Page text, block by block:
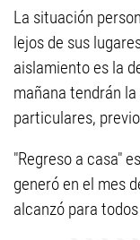
La situación
lejos de sus
aislamiento es la
mañana tendrán
particulares, previo
"Regreso a casa"
generó en el mes
alcanzó para